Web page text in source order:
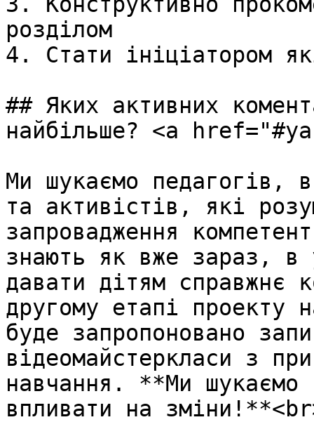
розділом
4. Стати ініціатором
## Яких активних
найбільше? <a
Ми шукаємо педагогів,
та активістів, які
запровадження
знають як вже зараз, в
давати дітям справжнє
другому етапі проекту
буде запропоновано
відеомайстеркласи з
навчання. **Ми
впливати на